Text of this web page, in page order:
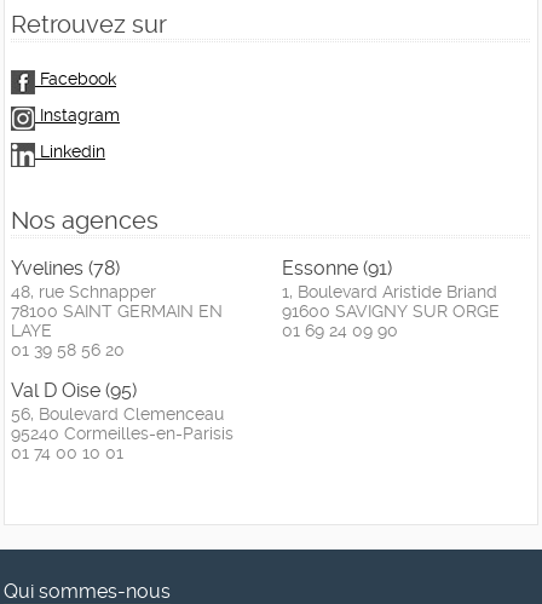
Retrouvez sur
Facebook
Instagram
Linkedin
Nos agences
Yvelines (78)
48, rue Schnapper
78100 SAINT GERMAIN EN
LAYE
01 39 58 56 20
Val D Oise (95)
56, Boulevard Clemenceau
95240 Cormeilles-en-Parisis
01 74 00 10 01
Essonne (91)
1, Boulevard Aristide Briand
91600 SAVIGNY SUR ORGE
01 69 24 09 90
Qui sommes-nous